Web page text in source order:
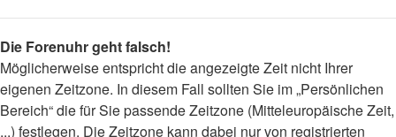
Die Forenuhr geht falsch!
Möglicherweise entspricht die angezeigte Zeit nicht Ihrer
eigenen Zeitzone. In diesem Fall sollten Sie im „Persönlichen
Bereich“ die für Sie passende Zeitzone (Mitteleuropäische Zeit,
...) festlegen. Die Zeitzone kann dabei nur von registrierten